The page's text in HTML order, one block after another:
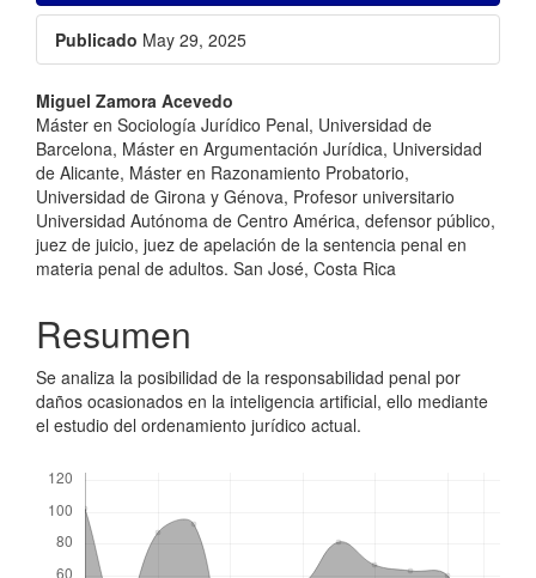
Publicado May 29, 2025
Miguel Zamora Acevedo
Máster en Sociología Jurídico Penal, Universidad de
Barcelona, Máster en Argumentación Jurídica, Universidad
de Alicante, Máster en Razonamiento Probatorio,
Universidad de Girona y Génova, Profesor universitario
Universidad Autónoma de Centro América, defensor público,
juez de juicio, juez de apelación de la sentencia penal en
materia penal de adultos. San José, Costa Rica
Resumen
Se analiza la posibilidad de la responsabilidad penal por
daños ocasionados en la inteligencia artificial, ello mediante
el estudio del ordenamiento jurídico actual.